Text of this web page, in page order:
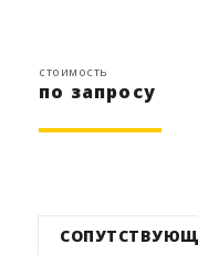
стоимость
по запросу